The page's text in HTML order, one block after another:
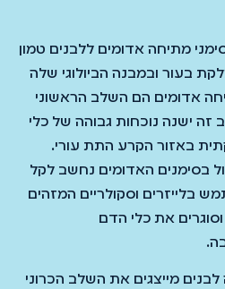
מתיחה אדומים ללבנים טמון
בעור ובמבנה הביולוגי שלה
אדומים הם השלב הראשוני
ישנה נוכחות גבוהה של כלי
באזור הקרע התת עורי.
בסימנים האדומים נחשב לקל
בלייזרים וסקולריים המזהים
את כלי הדם
מייצגים את השלב הכרוני